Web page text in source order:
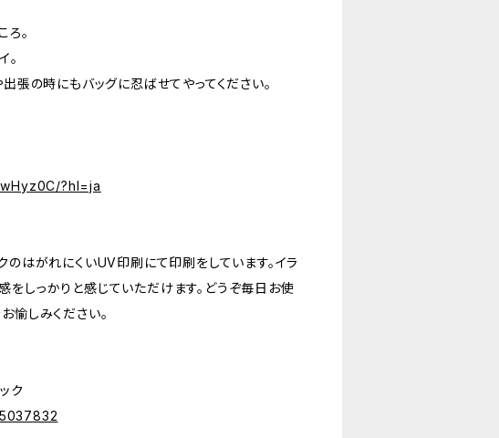
ろ。
。
張の時にもバッグに忍ばせてやってください。
?hl=ja
のはがれにくいUV印刷にて印刷をしています。イラ
しっかりと感じていただけます。どうぞ毎日お使
愉しみください。
ク